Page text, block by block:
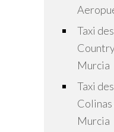
Taxi
Murcia
Taxi
Murcia